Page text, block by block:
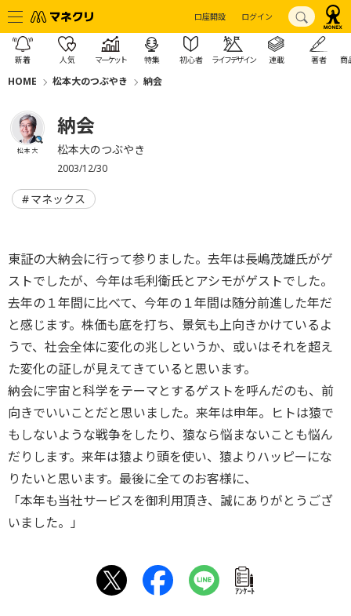
口座開設 ログイン
新着 人気 マーケット 特集 初心者 ライフデザイン 連載 著者 商
HOME 松本大のつぶやき 納会
松本 大
納会
松本大のつぶやき
2003/12/30
マネックス
東証の大納会に行って参りました。去年は長嶋茂雄氏がゲ
ストでしたが、今年は毛利衛氏とアシモがゲストでした。
去年の１年間に比べて、今年の１年間は随分前進した年だ
と感じます。株価も底を打ち、景気も上向きかけているよ
うで、社会全体に変化の兆しというか、或いはそれを超え
た変化の証しが見えてきていると思います。
納会に宇宙と科学をテーマとするゲストを呼んだのも、前
向きでいいことだと思いました。来年は申年。ヒトは猿で
もしないような戦争をしたり、猿なら悩まないことも悩ん
だりします。来年は猿より頭を使い、猿よりハッピーにな
りたいと思います。最後に全てのお客様に、
「本年も当社サービスを御利用頂き、誠にありがとうござ
いました。」
ｱﾝｹｰﾄ